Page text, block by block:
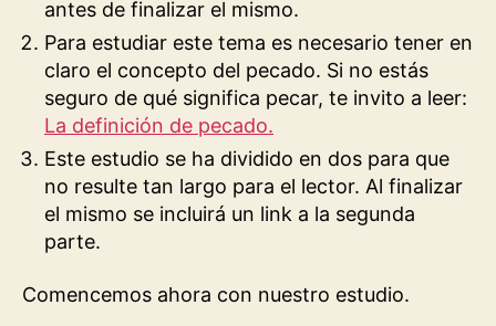
antes de finalizar el mismo.
Para estudiar este tema es necesario tener en
claro el concepto del pecado. Si no estás
seguro de qué significa pecar, te invito a leer:
La definición de pecado.
Este estudio se ha dividido en dos para que
no resulte tan largo para el lector. Al finalizar
el mismo se incluirá un link a la segunda
parte.
Comencemos ahora con nuestro estudio.